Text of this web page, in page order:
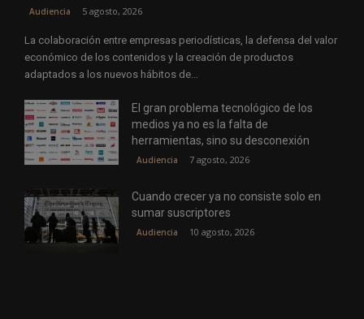
Audiencia 5 agosto, 2026
La colaboración entre empresas periodísticas, la defensa del valor
económico de los contenidos y la creación de productos
adaptados a los nuevos hábitos de...
El gran problema tecnológico de los
medios ya no es la falta de
herramientas, sino su desconexión
Audiencia 7 agosto, 2026
Cuando crecer ya no consiste solo en
sumar suscriptores
Audiencia 10 agosto, 2026